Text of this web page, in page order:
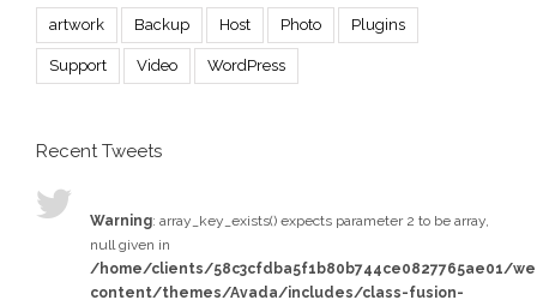
artwork Backup Host Photo Plugins
Support Video WordPress
Recent Tweets
Warning: array_key_exists() expects parameter 2 to be array,
null given in
/home/clients/58c3cfdba5f1b80b744ce0827765ae01/
content/themes/Avada/includes/class-fusion-